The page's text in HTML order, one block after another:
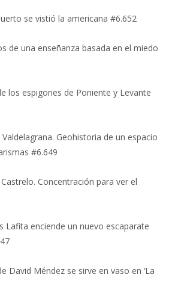
se vistió la americana #6.652
de una enseñanza basada en el miedo
los espigones de Poniente y Levante
Geohistoria de un espacio
#6.649
Concentración para ver el
Lafita enciende un nuevo escaparate
David Méndez se sirve en vaso en ‘La